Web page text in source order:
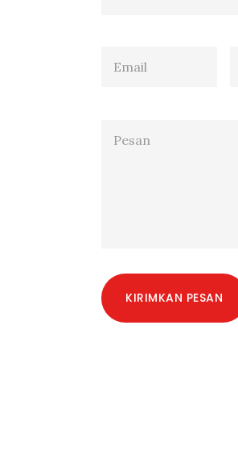
KIRIMKAN PESAN